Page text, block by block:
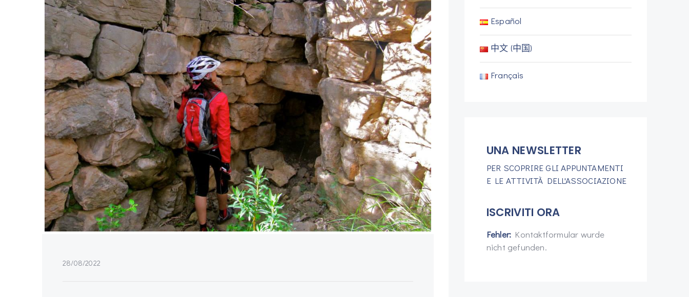
28/08/2022
Español
中文 (中国)
Français
UNA NEWSLETTER
PER SCOPRIRE GLI APPUNTAMENTI
E LE ATTIVITÀ DELL'ASSOCIAZIONE
ISCRIVITI ORA
Fehler: Kontaktformular wurde
nicht gefunden.